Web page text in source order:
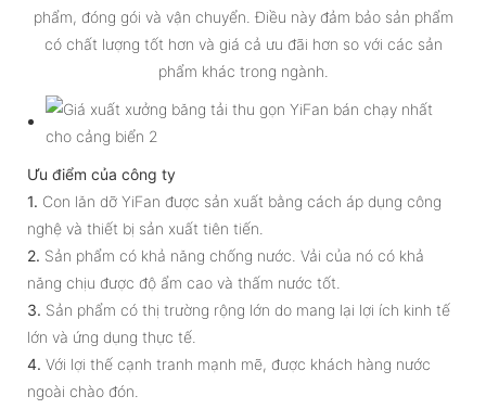
phẩm, đóng gói và vận chuyển. Điều này đảm bảo sản phẩm
có chất lượng tốt hơn và giá cả ưu đãi hơn so với các sản
phẩm khác trong ngành.
Ưu điểm của công ty
1. Con lăn dỡ YiFan được sản xuất bằng cách áp dụng công
nghệ và thiết bị sản xuất tiên tiến.
2. Sản phẩm có khả năng chống nước. Vải của nó có khả
năng chịu được độ ẩm cao và thấm nước tốt.
3. Sản phẩm có thị trường rộng lớn do mang lại lợi ích kinh tế
lớn và ứng dụng thực tế.
4. Với lợi thế cạnh tranh mạnh mẽ, được khách hàng nước
ngoài chào đón.